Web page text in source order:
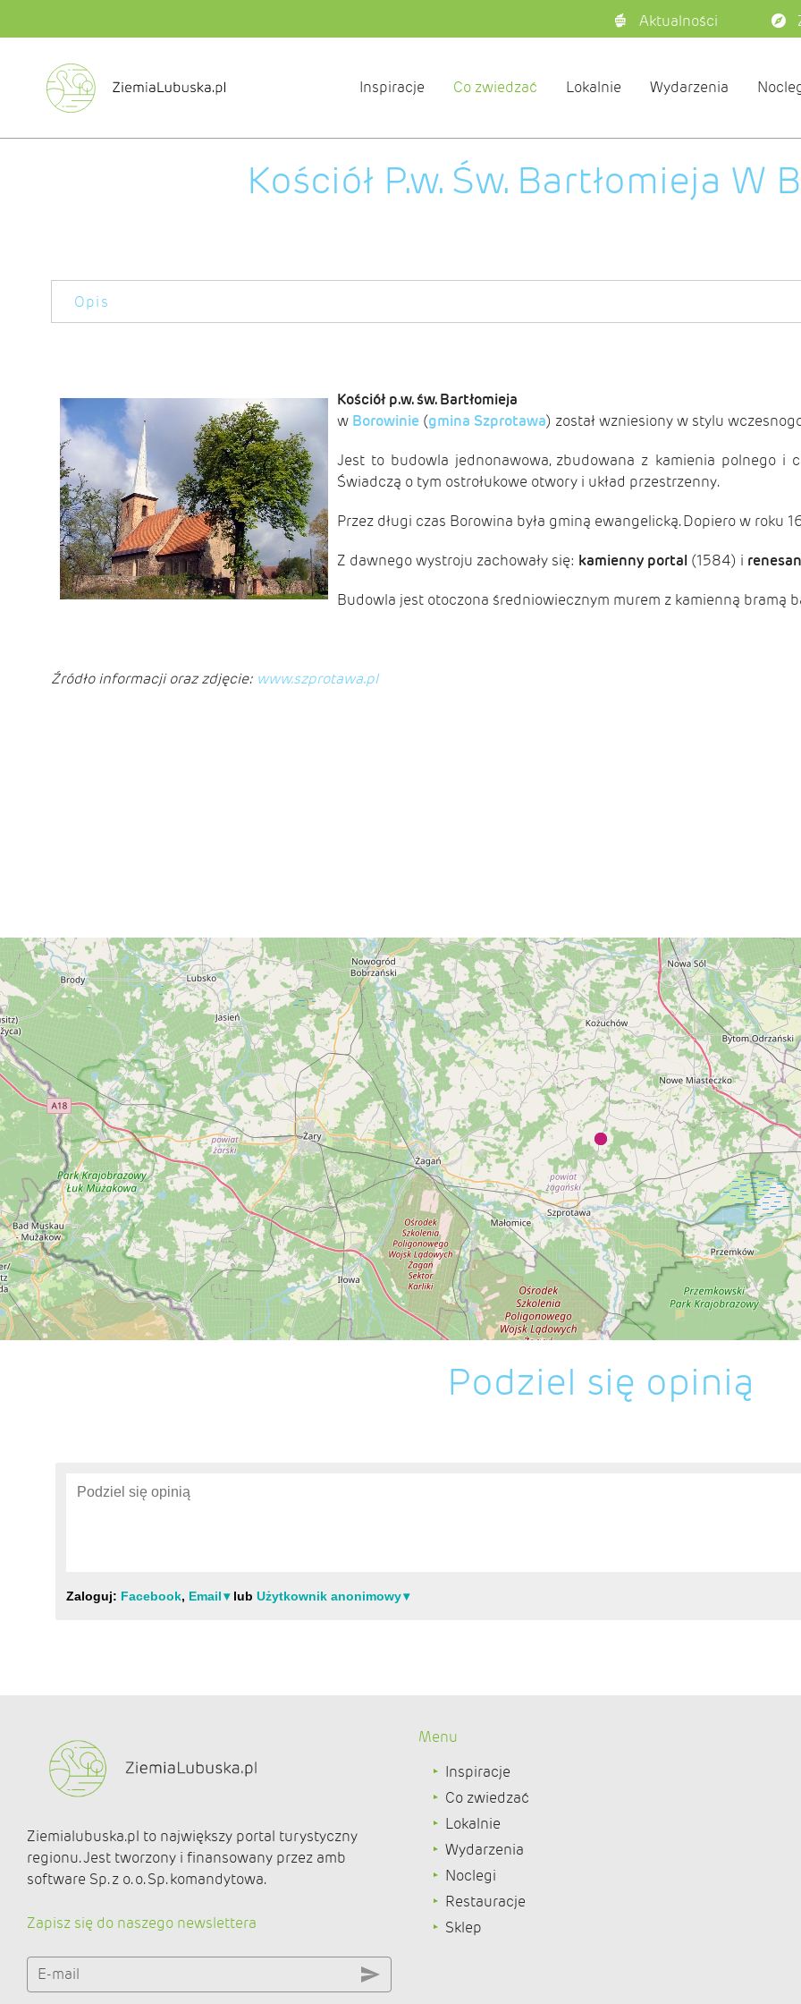
Aktualności
Inspiracje Co zwiedzać Lokalnie Wydarzenia
Kościół P.w. Św. Bartłomieja W
Opis
Kościół p.w. św. Bartłomieja
w Borowinie(gmina Szprotawa) został wzniesiony w stylu
Jest to budowla jednonawowa, zbudowana z kamienia polnego
Świadczą o tym ostrołukowe otwory i układ przestrzenny.
Przez długi czas Borowina była gminą ewangelicką. Dopiero w roku
Z dawnego wystroju zachowały się: kamienny portal (1584) i
Budowla jest otoczona średniowiecznym murem z kamienną bramą
Źródło informacji oraz zdjęcie: www.szprotawa.pl
Podziel się opinią
Ziemialubuska.pl to największy portal turystyczny
regionu. Jest tworzony i finansowany przez amb
software Sp. z o. o. Sp. komandytowa.
Zapisz się do naszego newslettera
E-mail
Menu
Inspiracje
Co zwiedzać
Lokalnie
Wydarzenia
Noclegi
Restauracje
Sklep